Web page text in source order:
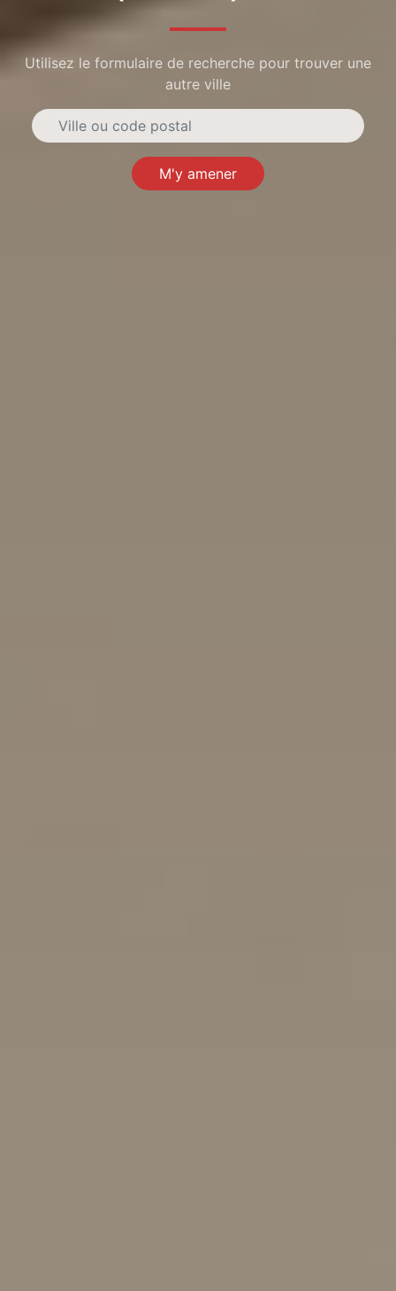
Utilisez le formulaire de recherche pour trouver une
autre ville
M'y amener